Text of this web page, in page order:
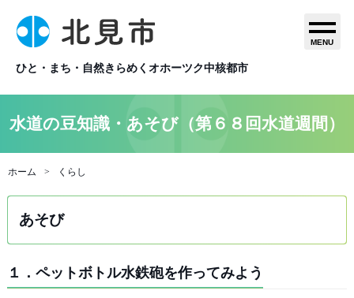
ひと・まち・自然きらめくオホーツク中核都市
MENU
水道の豆知識・あそび（第６８回水道週間）
ホーム くらし
あそび
１．ペットボトル水鉄砲を作ってみよう